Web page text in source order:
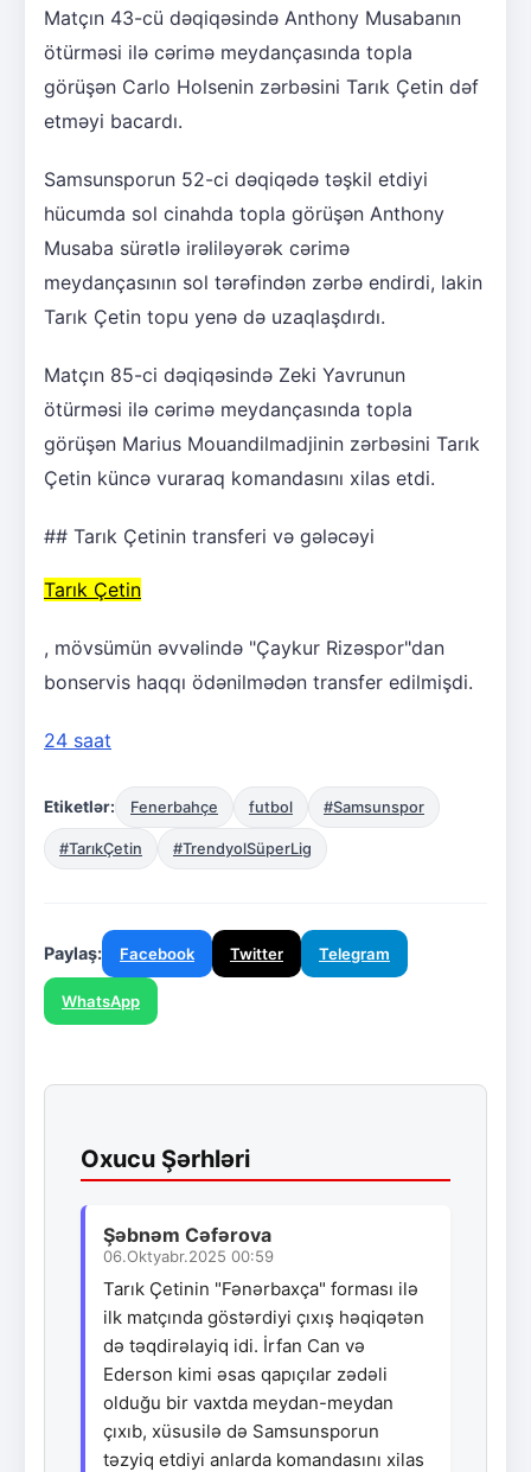
Matçın 43-cü dəqiqəsində Anthony Musabanın
ötürməsi ilə cərimə meydançasında topla
görüşən Carlo Holsenin zərbəsini Tarık Çetin dəf
etməyi bacardı.
Samsunsporun 52-ci dəqiqədə təşkil etdiyi
hücumda sol cinahda topla görüşən Anthony
Musaba sürətlə irəliləyərək cərimə
meydançasının sol tərəfindən zərbə endirdi, lakin
Tarık Çetin topu yenə də uzaqlaşdırdı.
Matçın 85-ci dəqiqəsində Zeki Yavrunun
ötürməsi ilə cərimə meydançasında topla
görüşən Marius Mouandilmadjinin zərbəsini Tarık
Çetin küncə vuraraq komandasını xilas etdi.
## Tarık Çetinin transferi və gələcəyi
Tarık Çetin
, mövsümün əvvəlində "Çaykur Rizəspor"dan
bonservis haqqı ödənilmədən transfer edilmişdi.
24 saat
Etiketlər: Fenerbahçe futbol #Samsunspor
#TarıkÇetin #TrendyolSüperLig
Paylaş: Facebook Twitter Telegram
WhatsApp
Oxucu Şərhləri
Şəbnəm Cəfərova
06.Oktyabr.2025 00:59
Tarık Çetinin "Fənərbaxça" forması ilə
ilk matçında göstərdiyi çıxış həqiqətən
də təqdirəlayiq idi. İrfan Can və
Ederson kimi əsas qapıçılar zədəli
olduğu bir vaxtda meydan-meydan
çıxıb, xüsusilə də Samsunsporun
təzyiq etdiyi anlarda komandasını xilas